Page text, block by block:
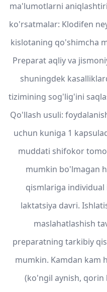
ma'lumotlarni
ko'rsatmalar: Klodifen
kislotaning qo'shimcha
Preparat aqliy va
shuningdek
tizimining sog'lig'ini
Qo'llash usuli:
uchun kuniga 1
muddati shifokor
mumkin bo'lmagan
qismlariga
laktatsiya davri.
maslahatlashish
preparatning tarkibiy
mumkin. Kamdan kam
(ko'ngil aynish,